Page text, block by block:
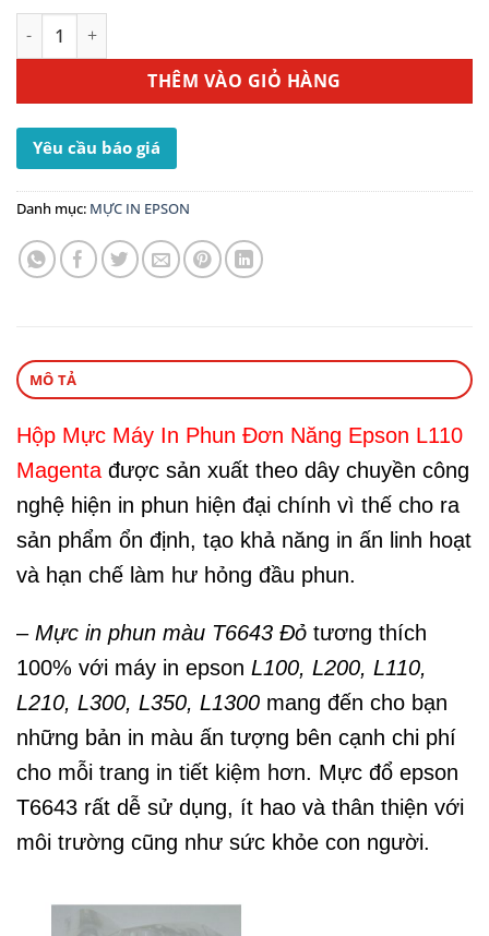
Mực Máy In Phun Màu Epson L110 - Mực In T6643
THÊM VÀO GIỎ HÀNG
Yêu cầu báo giá
Danh mục: MỰC IN EPSON
MÔ TẢ
Hộp Mực Máy In Phun Đơn Năng Epson L110
Magenta được sản xuất theo dây chuyền công
nghệ hiện in phun hiện đại chính vì thế cho ra
sản phẩm ổn định, tạo khả năng in ấn linh hoạt
và hạn chế làm hư hỏng đầu phun.
– Mực in phun màu T6643 Đỏ tương thích
100% với máy in epson L100, L200, L110,
L210, L300, L350, L1300 mang đến cho bạn
những bản in màu ấn tượng bên cạnh chi phí
cho mỗi trang in tiết kiệm hơn. Mực đổ epson
T6643 rất dễ sử dụng, ít hao và thân thiện với
môi trường cũng như sức khỏe con người.